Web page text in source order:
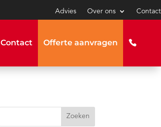
Advies Over ons Contact
Contact Offerte aanvragen
Zoeken